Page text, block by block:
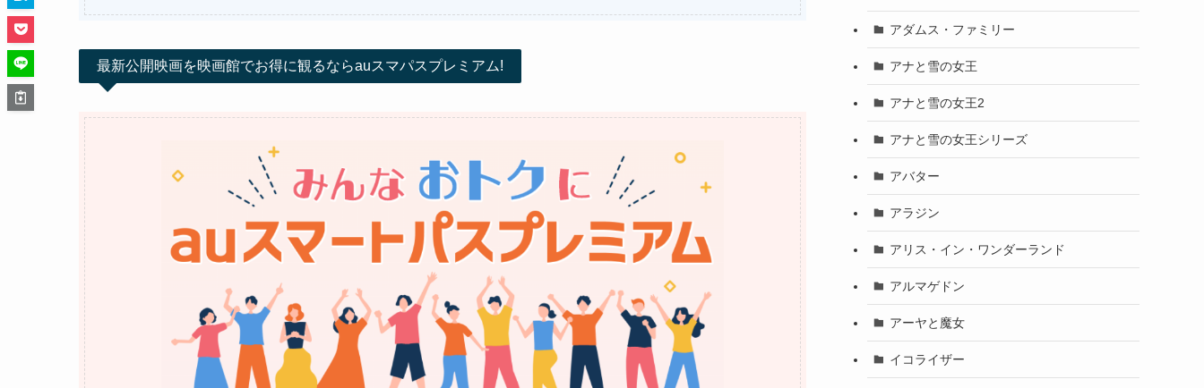
最新公開映画を映画館でお得に観るならauスマパスプレミアム!
アダムス・ファミリー
アナと雪の女王
アナと雪の女王2
アナと雪の女王シリーズ
アバター
アラジン
アリス・イン・ワンダーランド
アルマゲドン
アーヤと魔女
イコライザー